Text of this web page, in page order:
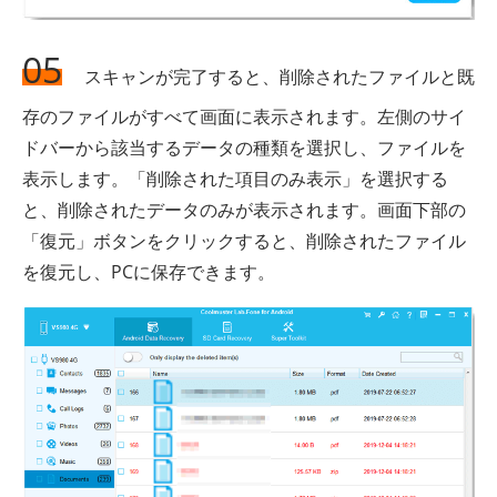
05
スキャンが完了すると、削除されたファイルと既
存のファイルがすべて画面に表示されます。左側のサイ
ドバーから該当するデータの種類を選択し、ファイルを
表示します。「削除された項目のみ表示」を選択する
と、削除されたデータのみが表示されます。画面下部の
「復元」ボタンをクリックすると、削除されたファイル
を復元し、PCに保存できます。